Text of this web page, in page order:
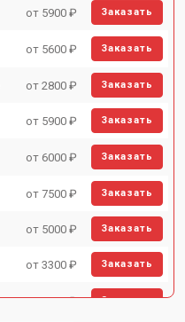
от 5900 ₽ Заказать
от 5600 ₽ Заказать
от 2800 ₽ Заказать
от 5900 ₽ Заказать
от 6000 ₽ Заказать
от 7500 ₽ Заказать
от 5000 ₽ Заказать
от 3300 ₽ Заказать
от 3200 ₽ Заказать